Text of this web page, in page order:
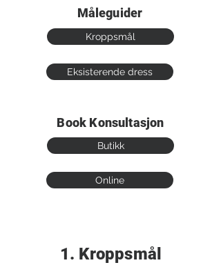
Måleguider
Kroppsmål
Eksisterende dress
Book Konsultasjon
Butikk
Online
1. Kroppsmål